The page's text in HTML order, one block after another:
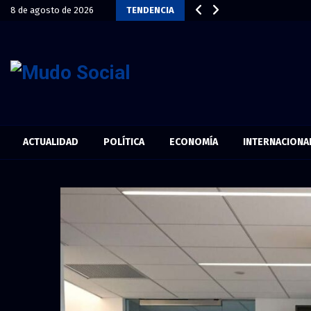
8 de agosto de 2026 TENDENCIA
ACTUALIDAD POLÍTICA ECONOMÍA